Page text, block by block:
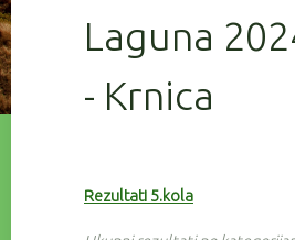
Laguna
- Krnica
Rezultati 5.kola